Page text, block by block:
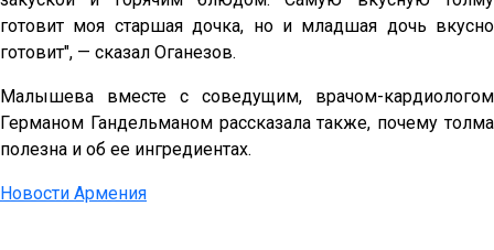
готовит моя старшая дочка, но и младшая дочь вкусно
готовит", — сказал Оганезов.
Малышева вместе с соведущим, врачом-кардиологом
Германом Гандельманом рассказала также, почему толма
полезна и об ее ингредиентах.
Новости Армения